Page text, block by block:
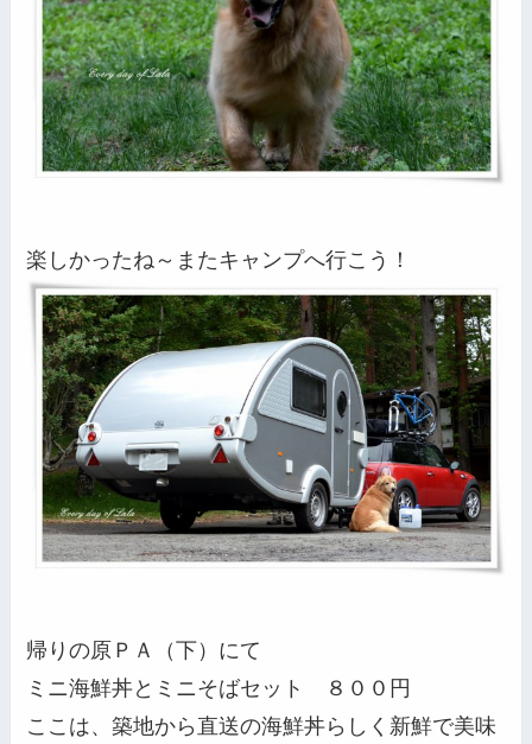
楽しかったね～またキャンプへ行こう！
帰りの原ＰＡ（下）にて
ミニ海鮮丼とミニそばセット ８００円
ここは、築地から直送の海鮮丼らしく新鮮で美味